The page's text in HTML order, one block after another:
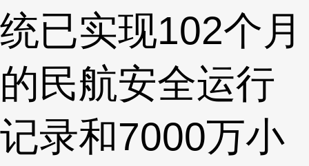
统已实现102个月
的民航安全运行
记录和7000万小